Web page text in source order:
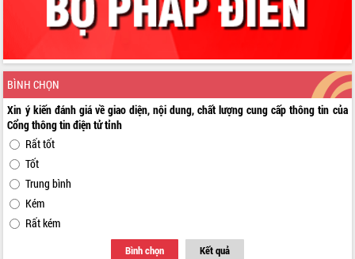
BÌNH CHỌN
Xin ý kiến đánh giá về giao diện, nội dung, chất lượng cung cấp thông tin của
Cổng thông tin điện tử tỉnh
Rất tốt
Tốt
Trung bình
Kém
Rất kém
Bình chọn Kết quả